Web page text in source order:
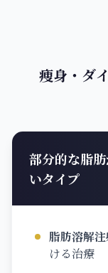
痩身・ダ
部分的な脂
いタイプ
脂肪溶解
ける治療